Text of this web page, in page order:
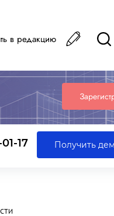
в редакцию
17 Получить